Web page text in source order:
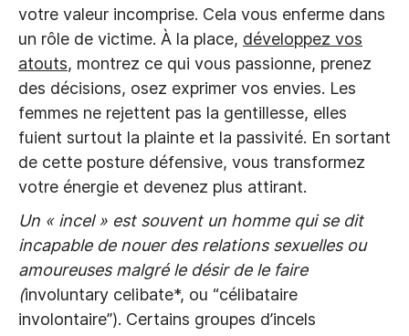
votre valeur incomprise. Cela vous enferme dans
un rôle de victime. À la place, développez vos
atouts, montrez ce qui vous passionne, prenez
des décisions, osez exprimer vos envies. Les
femmes ne rejettent pas la gentillesse, elles
fuient surtout la plainte et la passivité. En sortant
de cette posture défensive, vous transformez
votre énergie et devenez plus attirant.
Un « incel » est souvent un homme qui se dit
incapable de nouer des relations sexuelles ou
amoureuses malgré le désir de le faire
(involuntary celibate*, ou “célibataire
involontaire”). Certains groupes d’incels